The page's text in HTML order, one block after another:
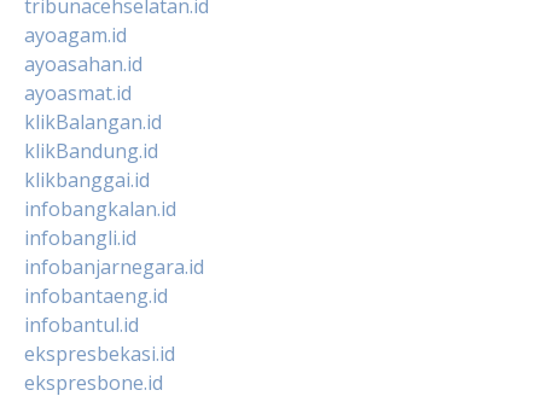
tribunacehselatan.id
ayoagam.id
ayoasahan.id
ayoasmat.id
klikBalangan.id
klikBandung.id
klikbanggai.id
infobangkalan.id
infobangli.id
infobanjarnegara.id
infobantaeng.id
infobantul.id
ekspresbekasi.id
ekspresbone.id